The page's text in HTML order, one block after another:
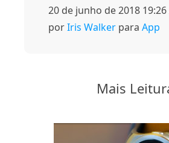
20 de junho de 2018
porIris Walker para App
Mais